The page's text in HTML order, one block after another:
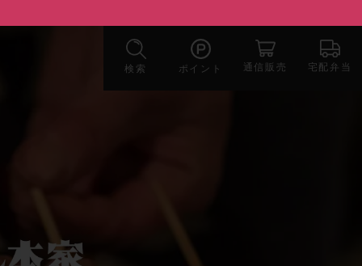
検索 ポイント 通信販売 宅配弁当